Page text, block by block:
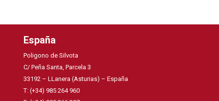
España
Poligono de Silvota
C/ Peña Santa, Parcela 3
33192 – LLanera (Asturias) – España
T: (+34) 985 264 960